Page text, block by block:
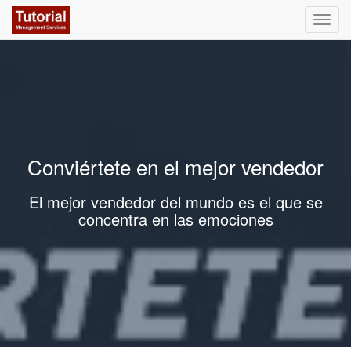
Conviértete en el mejor vendedor
El mejor vendedor del mundo es el que se
concentra en las emociones